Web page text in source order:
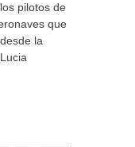
pilotos de
que
la